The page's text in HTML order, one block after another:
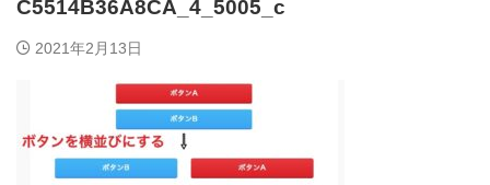
C5514B36A8CA_4_5005_c
2021年2月13日